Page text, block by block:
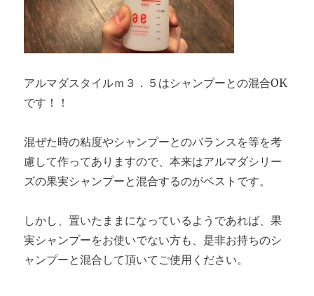
アルマダスタイルｍ３．５はシャンプーとの混合OK
です！！
混ぜた時の粘度やシャンプーとのバランスを等を考
慮して作ってありますので、本来はアルマダシリー
ズの果実シャンプーと混合するのがベストです。
しかし、置いたままになっているようであれば、果
実シャンプーをお使いでない方も、是非お持ちのシ
ャンプーと混合して頂いてご使用ください。